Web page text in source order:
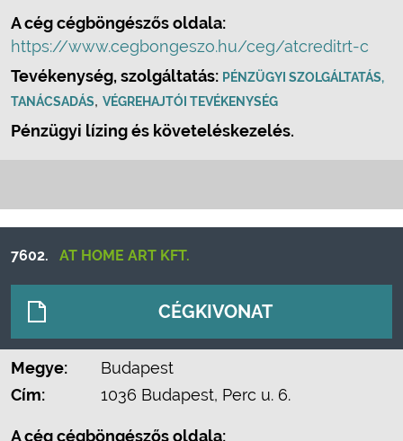
A cég cégböngészős oldala:
https://www.cegbongeszo.hu/ceg/atcreditrt-c
Tevékenység, szolgáltatás: PÉNZÜGYI SZOLGÁLTATÁS,
TANÁCSADÁS, VÉGREHAJTÓI TEVÉKENYSÉG
Pénzügyi lízing és követeléskezelés.
7602. AT HOME ART KFT.
CÉGKIVONAT
Megye:
Budapest
Cím:
1036 Budapest, Perc u. 6.
A cég cégböngészős oldala: